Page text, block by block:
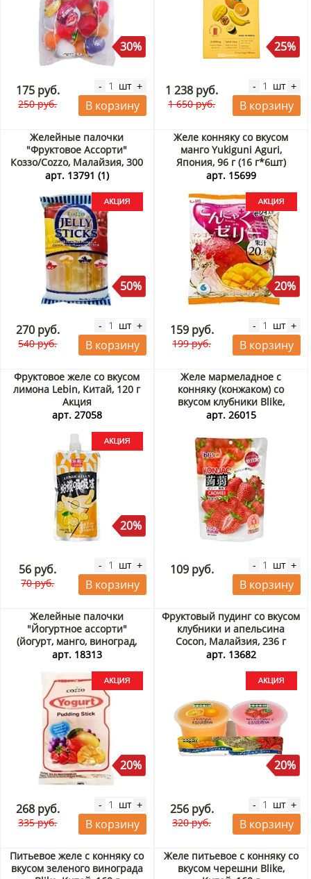
30%
175 руб.
250 руб.
- шт +
В корзину
25%
1 238 руб.
1 650 руб.
- шт +
В корзину
Желейные палочки
"Фруктовое Ассорти"
Коззо/Cozzo, Малайзия, 300
г Акция
арт. 13791 (1)
50%
270 руб.
540 руб.
- шт +
В корзину
Желе конняку со вкусом
манго Yukiguni Aguri,
Япония, 96 г (16 г*6шт)
Акция
арт. 15699
20%
159 руб.
199 руб.
- шт +
В корзину
Фруктовое желе со вкусом
лимона Lebin, Китай, 120 г
Акция
арт. 27058
20%
56 руб.
70 руб.
- шт +
В корзину
Желе мармеладное с
конняку (конжаком) со
вкусом клубники Blike,
Китай, 160 г
арт. 26015
109 руб. - шт +
В корзину
Желейные палочки
"Йогуртное ассорти"
(йогурт, манго, виноград,
клубника) Коззо/Cozzo,
арт. 18313
20%
268 руб.
335 руб.
- шт +
В корзину
Фруктовый пудинг со вкусом
клубники и апельсина
Cocon, Малайзия, 236 г
(2*118 г) Акция
арт. 13682
20%
256 руб.
320 руб.
- шт +
В корзину
Питьевое желе с конняку со
вкусом зеленого винограда
Желе питьевое с конняку со
вкусом черешни Blike,